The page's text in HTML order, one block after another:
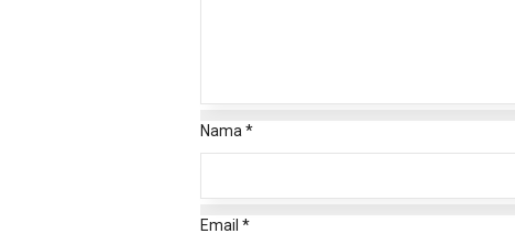
Nama *
Email *